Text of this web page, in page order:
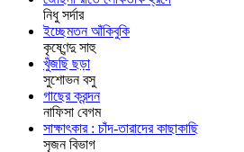
নিধু সর্দার
ইচ্ছেমতন আঁকিবুকি
কৃষ্ণেন্দু সাহু
খুঁজছি ছড়া
সুশোভন বসু
গাছের ক্রন্দন
নাফিসা বেগম
সাক্ষাৎকার : চাঁদ-তারাদের কাছাকাছি
সৃজন বিভাগ